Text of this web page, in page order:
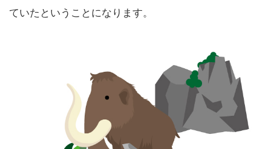
ていたということになります。